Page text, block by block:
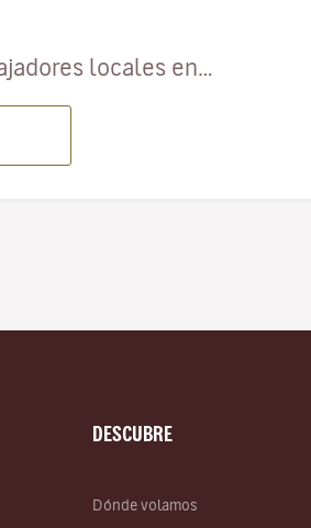
locales en…
DESCUBRE
Dónde volamos